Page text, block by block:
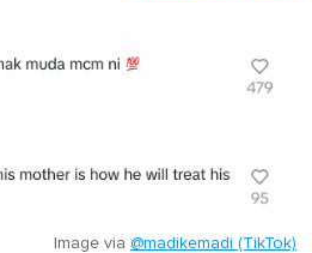
Image via @madikemadi (TikTok)